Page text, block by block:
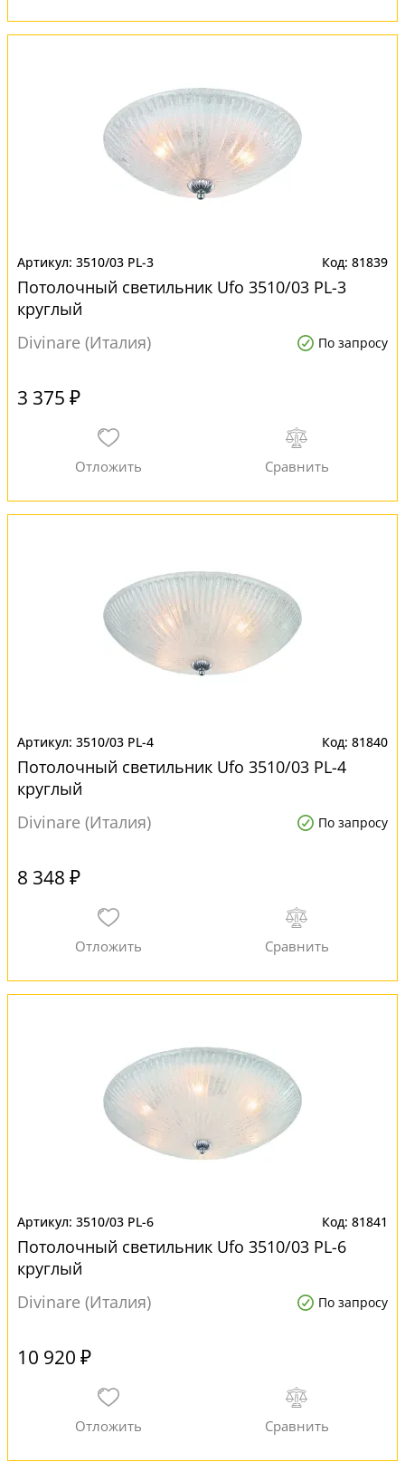
3510/03 PL-3 81839
Потолочный светильник Ufo 3510/03 PL-3
круглый
Divinare (Италия)
По запросу
3 375 ₽
3510/03 PL-4 81840
Потолочный светильник Ufo 3510/03 PL-4
круглый
Divinare (Италия)
По запросу
8 348 ₽
3510/03 PL-6 81841
Потолочный светильник Ufo 3510/03 PL-6
круглый
Divinare (Италия)
По запросу
10 920 ₽